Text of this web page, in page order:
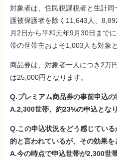
対象者は、住民税課税者と生計
護被保護者を除く11,643人、
月2日から平和元年9月30日まで
帯の世帯主およそ1,003人も対象
商品券は、対象者一人につき2万
は25,000円となります。
Q.プレミアム商品券の事前申込の
A.2,300世帯、約23%の申込となり
Q.この申込状況をどう感じてい
的と言われているが、その効果
A.今の時点で申込世帯が2,300世